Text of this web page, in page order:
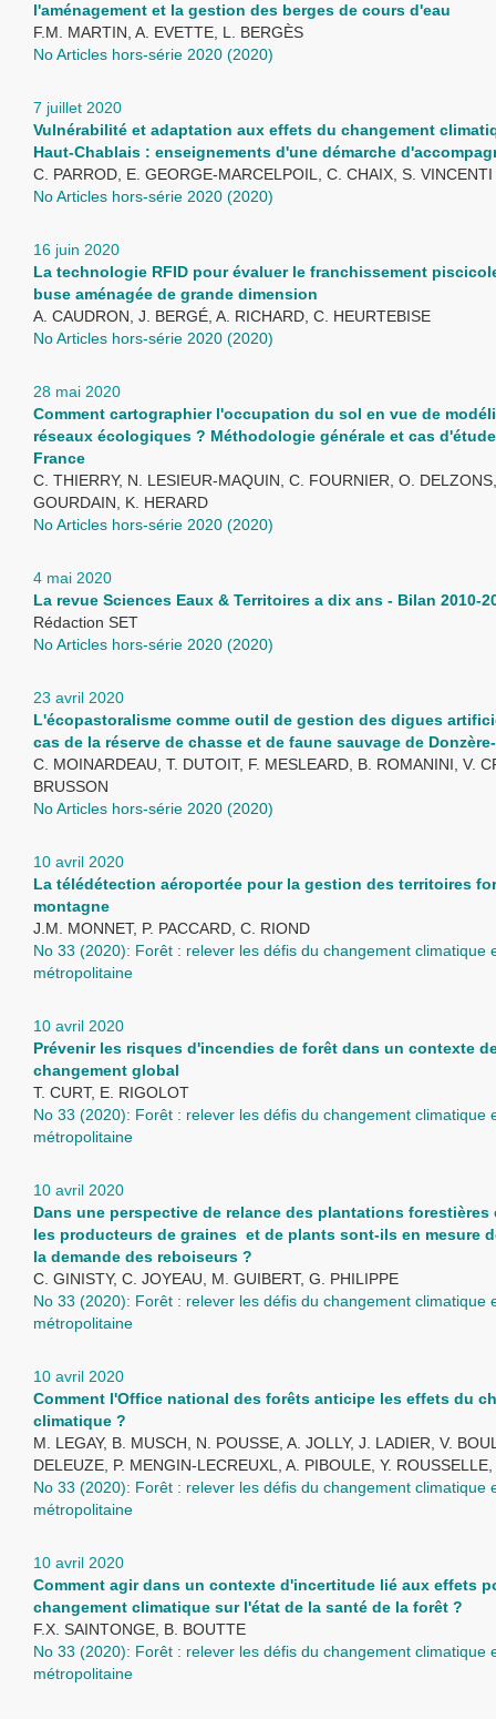
l'aménagement et la gestion des berges de cours d'eau
F.M. MARTIN, A. EVETTE, L. BERGÈS
No Articles hors-série 2020 (2020)
7 juillet 2020
Vulnérabilité et adaptation aux effets du changement
Haut-Chablais : enseignements d'une démarche
C. PARROD, E. GEORGE-MARCELPOIL, C. CHAIX, S. VINCENTI
No Articles hors-série 2020 (2020)
16 juin 2020
La technologie RFID pour évaluer le franchissement
buse aménagée de grande dimension
A. CAUDRON, J. BERGÉ, A. RICHARD, C. HEURTEBISE
No Articles hors-série 2020 (2020)
28 mai 2020
Comment cartographier l'occupation du sol en vue de
réseaux écologiques ? Méthodologie générale et cas
France
C. THIERRY, N. LESIEUR-MAQUIN, C. FOURNIER, O.
GOURDAIN, K. HERARD
No Articles hors-série 2020 (2020)
4 mai 2020
La revue Sciences Eaux & Territoires a dix ans - Bilan 2010-
Rédaction SET
No Articles hors-série 2020 (2020)
23 avril 2020
L'écopastoralisme comme outil de gestion des digues
cas de la réserve de chasse et de faune sauvage de
C. MOINARDEAU, T. DUTOIT, F. MESLEARD, B. ROMANINI, V.
BRUSSON
No Articles hors-série 2020 (2020)
10 avril 2020
La télédétection aéroportée pour la gestion des territoires
montagne
J.M. MONNET, P. PACCARD, C. RIOND
No 33 (2020): Forêt : relever les défis du changement climatique
métropolitaine
10 avril 2020
Prévenir les risques d'incendies de forêt dans un contexte
changement global
T. CURT, E. RIGOLOT
No 33 (2020): Forêt : relever les défis du changement climatique
métropolitaine
10 avril 2020
Dans une perspective de relance des plantations forestières
les producteurs de graines et de plants sont-ils en mesure
la demande des reboiseurs ?
C. GINISTY, C. JOYEAU, M. GUIBERT, G. PHILIPPE
No 33 (2020): Forêt : relever les défis du changement climatique
métropolitaine
10 avril 2020
Comment l'Office national des forêts anticipe les effets du
climatique ?
M. LEGAY, B. MUSCH, N. POUSSE, A. JOLLY, J. LADIER, V.
DELEUZE, P. MENGIN-LECREUXL, A. PIBOULE, Y.
No 33 (2020): Forêt : relever les défis du changement climatique
métropolitaine
10 avril 2020
Comment agir dans un contexte d'incertitude lié aux effets
changement climatique sur l'état de la santé de la forêt ?
F.X. SAINTONGE, B. BOUTTE
No 33 (2020): Forêt : relever les défis du changement climatique
métropolitaine